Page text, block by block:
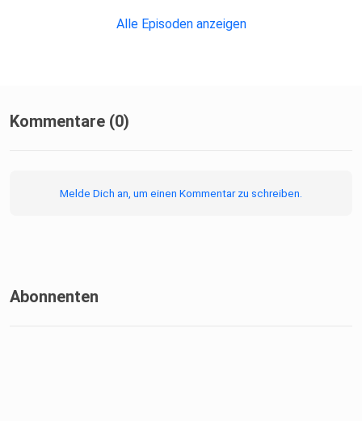
Alle Episoden anzeigen
Kommentare (0)
Melde Dich an, um einen Kommentar zu schreiben.
Abonnenten